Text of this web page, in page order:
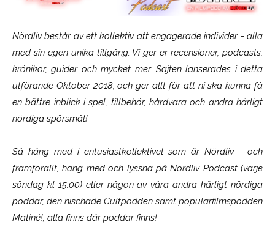
Nördliv består av ett kollektiv att engagerade individer - alla
med sin egen unika tillgång. Vi ger er recensioner, podcasts,
krönikor, guider och mycket mer. Sajten lanserades i detta
utförande Oktober 2018, och ger allt för att ni ska kunna få
en bättre inblick i spel, tillbehör, hårdvara och andra härligt
nördiga spörsmål!
Så häng med i entusiastkollektivet som ärNördliv- och
framförallt, häng med och lyssna på Nördliv Podcast (varje
söndag kl 15.00) eller någon av våra andra härligt nördiga
poddar, den nischade Cultpodden samt populärfilmspodden
Matiné!; alla finns där poddar finns!